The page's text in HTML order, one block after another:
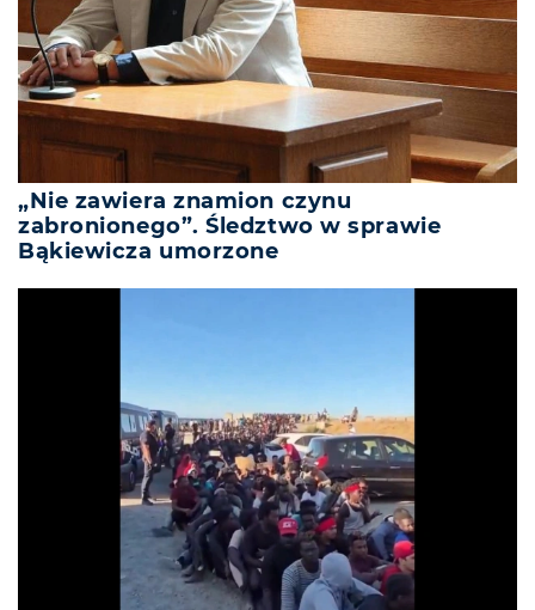
„Nie zawiera znamion czynu
zabronionego”. Śledztwo w sprawie
Bąkiewicza umorzone